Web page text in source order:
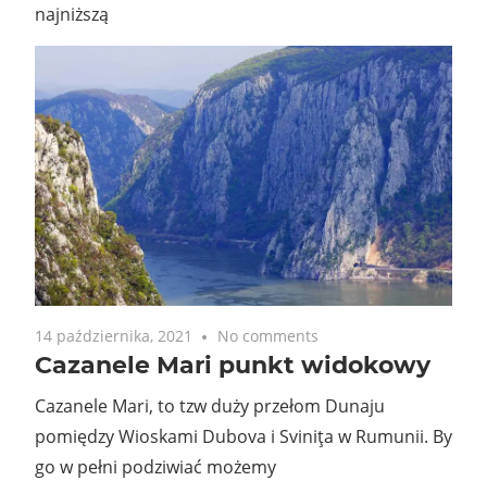
najniższą
14 października, 2021 No comments
Cazanele Mari punkt widokowy
Cazanele Mari, to tzw duży przełom Dunaju
pomiędzy Wioskami Dubova i Sviniţa w Rumunii. By
go w pełni podziwiać możemy